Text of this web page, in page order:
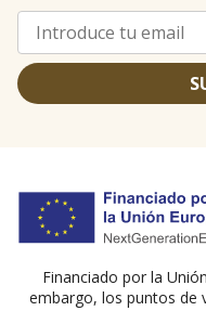
Financiado por la
embargo, los puntos de